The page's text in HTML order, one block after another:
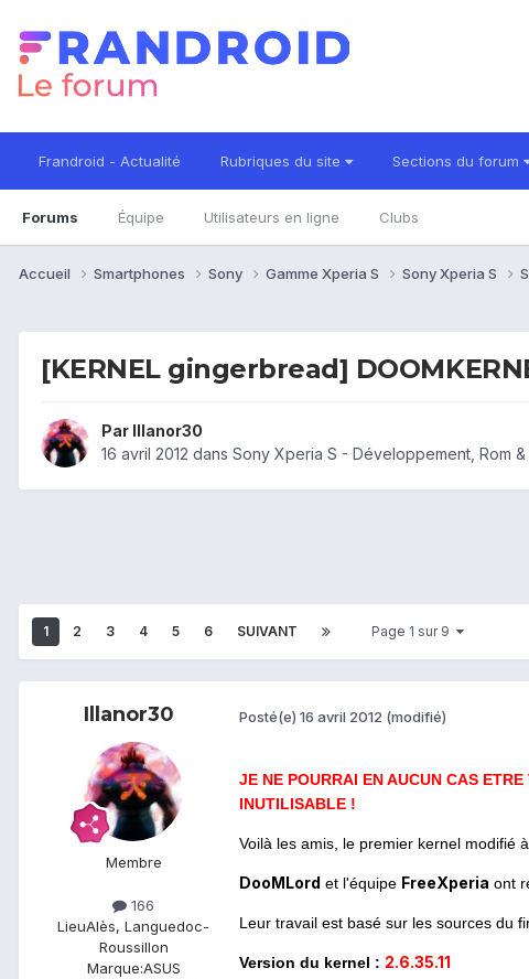
Frandroid - Actualité Rubriques du site Sections du forum
Forums Équipe Utilisateurs en ligne Clubs
Accueil Smartphones Sony Gamme Xperia S Sony Xperia S
[KERNEL gingerbread]
Par Illanor30
16 avril 2012 dans Sony Xperia S - Développement, Rom &
1 2 3 4 5 6 SUIVANT Page 1 sur 9
Illanor30
Membre
166
LieuAlès, Languedoc-
Roussillon
Marque:ASUS
Posté(e) 16 avril 2012 (modifié)
JE NE POURRAI EN AUCUN CAS
INUTILISABLE !
Voilà les amis, le premier kernel modifié
DooMLord et l'équipe FreeXperia ont
Leur travail est basé sur les sources du
Version du kernel : 2.6.35.11